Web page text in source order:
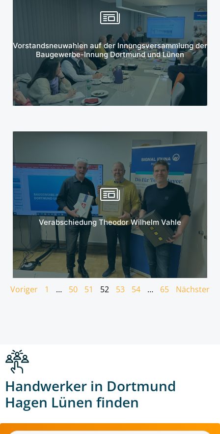
Vorstandsneuwahlen auf der Innungsversammlung der
Baugewerbe-Innung Dortmund und Lünen
Mehr erfahren
Verabschiedung Theodor Wilhelm Vahle
Mehr erfahren
Voriger 1 … 50 51 52 53 54 … 65 Nächster
Handwerker in Dortmund
Hagen Lünen finden